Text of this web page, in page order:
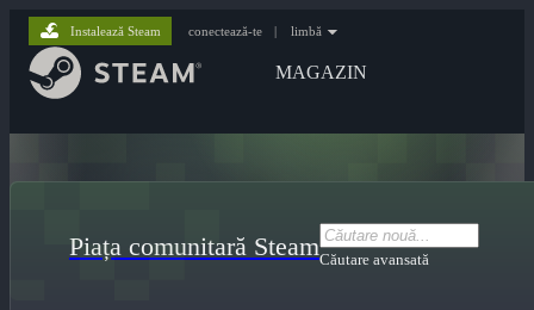
MAGAZIN
Instalează Steam conectează-te | limbă
Piața comunitară SteamCăutare avansată